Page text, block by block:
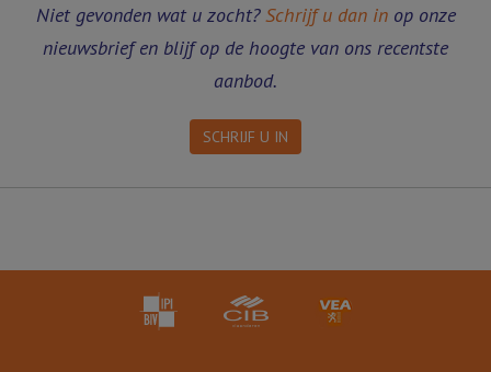
Niet gevonden wat u zocht?Schrijf u dan inop onze
nieuwsbrief en blijf op de hoogte van ons recentste
aanbod.
SCHRIJF U IN